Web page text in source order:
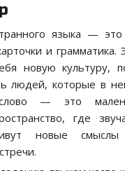
языка —
и грамматика.
новую культуру,
людей, которые в
слово — это
где
новые смыслы